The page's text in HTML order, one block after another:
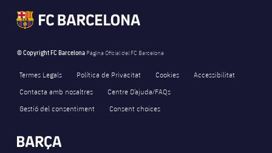
© Copyright FC Barcelona Pàgina Oficial del FC Barcelona
Termes Legals Política de Privacitat Cookies
Accessibilitat
Contacta amb nosaltres
Centre D’ajuda/FAQs
Gestió del consentiment
Consent choices